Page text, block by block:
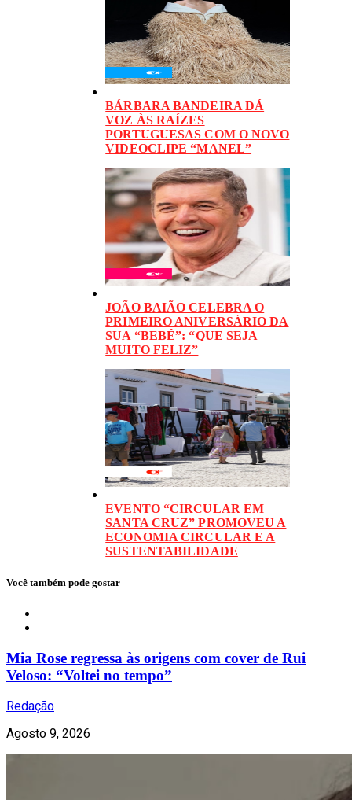
BÁRBARA BANDEIRA DÁ
VOZ ÀS RAÍZES
PORTUGUESAS COM O NOVO
VIDEOCLIPE “MANEL”
JOÃO BAIÃO CELEBRA O
PRIMEIRO ANIVERSÁRIO DA
SUA “BEBÉ”: “QUE SEJA
MUITO FELIZ”
EVENTO “CIRCULAR EM
SANTA CRUZ” PROMOVEU A
ECONOMIA CIRCULAR E A
SUSTENTABILIDADE
Você também pode gostar
Mia Rose regressa às origens com cover de Rui
Veloso: “Voltei no tempo”
Redação
Agosto 9, 2026